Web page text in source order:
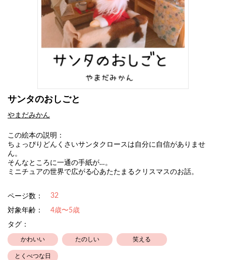
サンタのおしごと
やまだみかん
この絵本の説明：
ちょっぴりどんくさいサンタクロースは自分に自信がありませ
ん。
そんなところに一通の手紙が…。
ミニチュアの世界で広がる心あたたまるクリスマスのお話。
ページ数： 32
対象年齢：
4歳〜5歳
タグ：
かわいい たのしい 笑える
とくべつな日